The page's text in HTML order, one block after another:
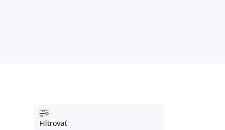
Filtrovať